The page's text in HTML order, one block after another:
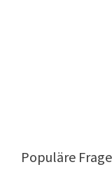
Populäre